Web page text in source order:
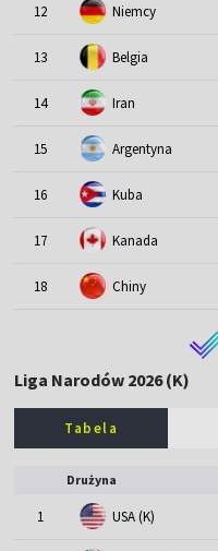
12 Niemcy
13 Belgia
14 Iran
15 Argentyna
16 Kuba
17 Kanada
18 Chiny
Liga Narodów 2026 (K)
Tabela
Drużyna
1 USA (K)